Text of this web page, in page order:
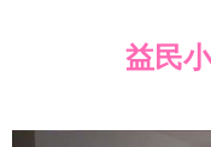
益民